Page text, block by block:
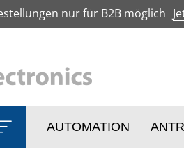
nur für B2B möglich
AUTOMATION